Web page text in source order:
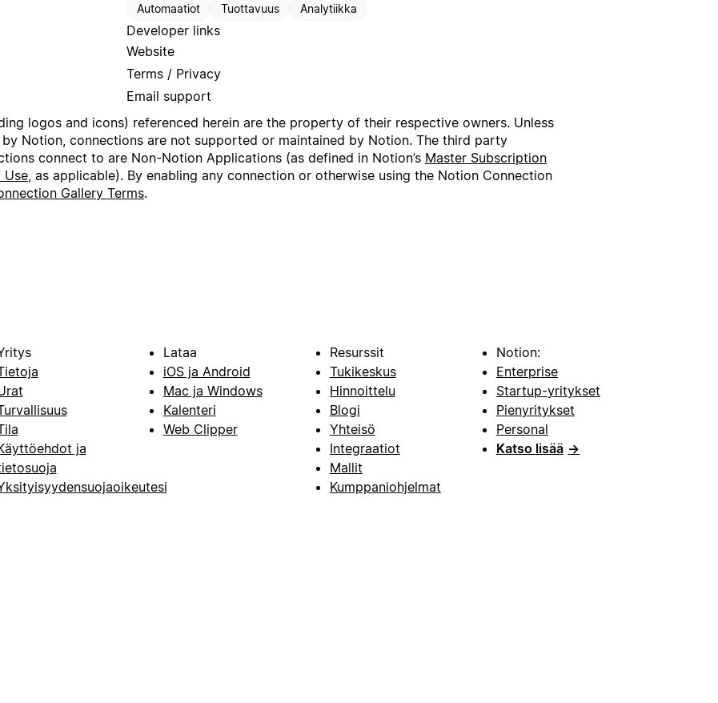
Automaatiot Tuottavuus Analytiikka
Developer links
Website
Terms / Privacy
Email support
logos and icons) referenced herein are the property of their respective owners. Unless
Notion, connections are not supported or maintained by Notion. The third party
connect to are Non-Notion Applications (as defined in Notion’s Master Subscription
Use, as applicable). By enabling any connection or otherwise using the Notion Connection
Gallery Terms.
ja
Lataa
iOS ja Android
Mac ja Windows
Kalenteri
Web Clipper
Resurssit
Tukikeskus
Hinnoittelu
Blogi
Yhteisö
Integraatiot
Mallit
Kumppaniohjelmat
Notion:
Enterprise
Startup-yritykset
Pienyritykset
Personal
Katso lisää →